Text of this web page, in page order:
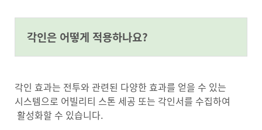
각인은 어떻게 적용하나요?
각인 효과는 전투와 관련된 다양한 효과를 얻을 수 있는
시스템으로 어빌리티 스톤 세공 또는 각인서를 수집하여
활성화할 수 있습니다.